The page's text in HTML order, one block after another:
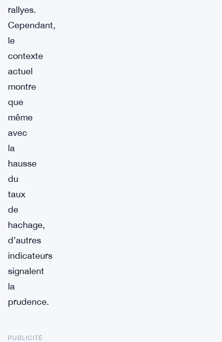
rallyes.
Cependant,
le
contexte
actuel
montre
que
même
avec
la
hausse
du
taux
de
hachage,
d’autres
indicateurs
signalent
la
prudence.
PUBLICITÉ